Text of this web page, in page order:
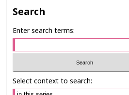
Search
Enter search terms:
Select context to search: